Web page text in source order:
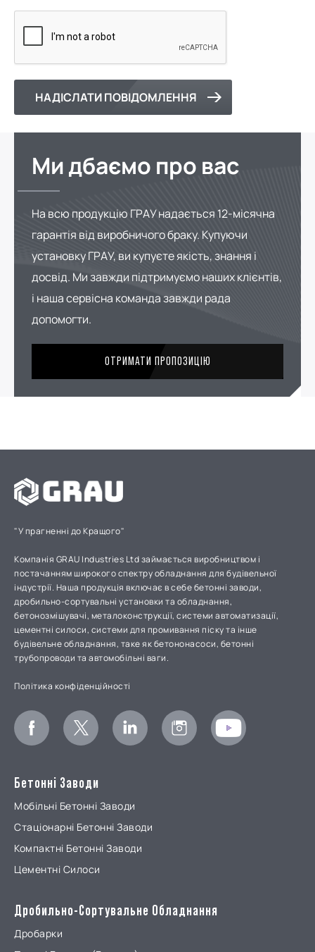
НАДІСЛАТИ ПОВІДОМЛЕННЯ
Ми дбаємо про вас
На всю продукцію ГРАУ надається 12-місячна
гарантія від виробничого браку. Купуючи
установку ГРАУ, ви купуєте якість, знання і
досвід. Ми завжди підтримуємо наших клієнтів,
і наша сервісна команда завжди рада
допомогти.
ОТРИМАТИ ПРОПОЗИЦІЮ
"У прагненні до Кращого"
Компанія GRAU Industries Ltd займається виробництвом і
постачанням широкого спектру обладнання для будівельної
індустрії. Наша продукція включає в себе бетонні заводи,
дробильно-сортувальні установки та обладнання,
бетонозмішувачі, металоконструкції, системи автоматизації,
цементні силоси, системи для промивання піску та інше
будівельне обладнання, таке як бетононасоси, бетонні
трубопроводи та автомобільні ваги.
Політика конфіденційності
Бетонні Заводи
Мобільні Бетонні Заводи
Стаціонарні Бетонні Заводи
Компактні Бетонні Заводи
Цементні Силоси
Дробильно-Сортувальне Обладнання
Дробарки